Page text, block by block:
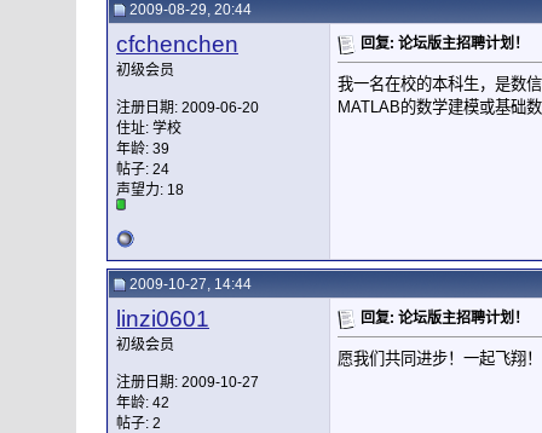
2009-08-29, 20:44
cfchenchen
初级会员
注册日期: 2009-06-20
住址: 学校
年龄: 39
帖子: 24
声望力: 18
回复: 论坛版主招聘计划！
我一名在校的本科生，是数
MATLAB的数学建模或基础
2009-10-27, 14:44
linzi0601
初级会员
注册日期: 2009-10-27
年龄: 42
帖子: 2
回复: 论坛版主招聘计划！
愿我们共同进步！一起飞翔！